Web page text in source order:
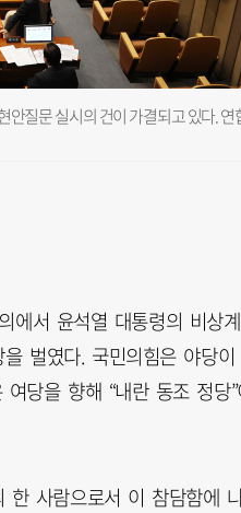
안질문 실시의 건이 가결되고 있다. 연
에서 윤석열 대통령의 비상
벌였다. 국민의힘은 야당
당을 향해 “내란 동조 정당
사람으로서 이 참담함에